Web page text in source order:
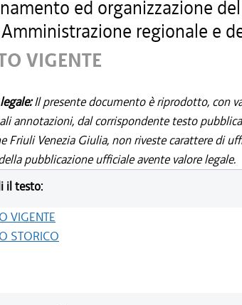
ed organizzazione
regionale e
VIGENTE
Il presente documento è riprodotto, con
annotazioni, dal corrispondente testo
Friuli Venezia Giulia, non riveste carattere di
pubblicazione ufficiale avente valore legale.
il testo:
VIGENTE
STORICO